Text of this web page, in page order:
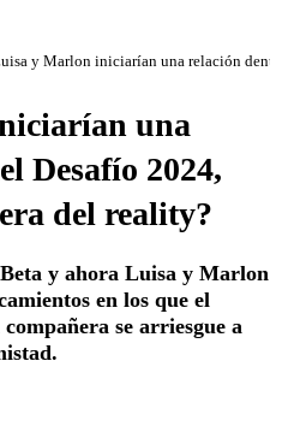
y Marlon iniciarían una relación
una
Desafío 2024,
del reality?
y ahora Luisa y Marlon
en los que el
se arriesgue a